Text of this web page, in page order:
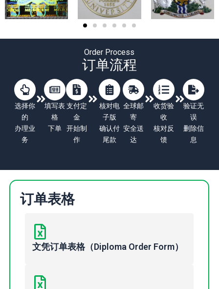
Order Process
订单流程
选择你
的
办理业
务
填写表
格
下单
支付定
金
开始制
作
核对电
子版
确认付
尾款
全球邮
寄
安全送
达
收货验
收
核对反
馈
验证无
误
删除信
息
订单表格
文凭订单表格（Diploma Order Form）